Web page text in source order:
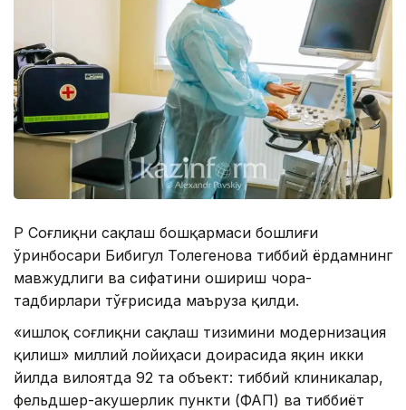
ҚР Соғлиқни сақлаш бошқармаси бошлиғи
ўринбосари Бибигул Толегенова тиббий ёрдамнинг
мавжудлиги ва сифатини ошириш чора-
тадбирлари тўғрисида маъруза қилди.
«Қишлоқ соғлиқни сақлаш тизимини модернизация
қилиш» миллий лойиҳаси доирасида яқин икки
йилда вилоятда 92 та объект: тиббий клиникалар,
фельдшер-акушерлик пункти (ФАП) ва тиббиёт